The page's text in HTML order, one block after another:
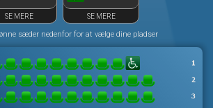
SE MERE SE MERE
sæder nedenfor for at vælge dine pladser